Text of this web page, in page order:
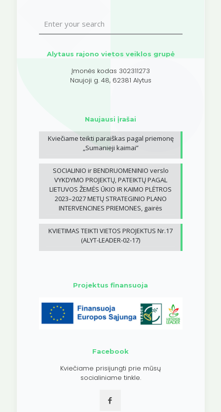
Alytaus rajono vietos veiklos grupė
Įmonės kodas 302311273
Naujoji g. 48, 62381 Alytus
Naujausi įrašai
Kviečiame teikti paraiškas pagal priemonę
„Sumanieji kaimai”
SOCIALINIO ir BENDRUOMENINIO verslo
VYKDYMO PROJEKTŲ, PATEIKTŲ PAGAL
LIETUVOS ŽEMĖS ŪKIO IR KAIMO PLĖTROS
2023–2027 METŲ STRATEGINIO PLANO
INTERVENCINES PRIEMONES, gairės
KVIETIMAS TEIKTI VIETOS PROJEKTUS Nr.17
(ALYT-LEADER-02-17)
Projektus finansuoja
Facebook
Kviečiame prisijungti prie mūsų
socialiniame tinkle.